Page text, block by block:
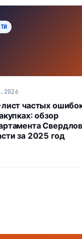
частых
обзор
за 2025 год